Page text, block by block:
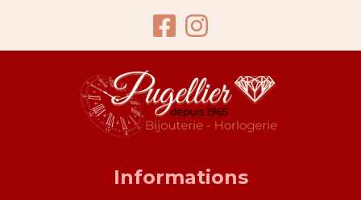
Facebook
Informations